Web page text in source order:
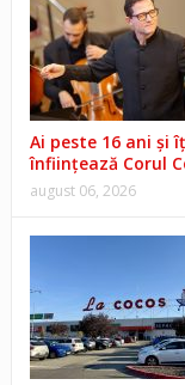
Ai peste 16 ani și
înființează Corul
august 06, 2026